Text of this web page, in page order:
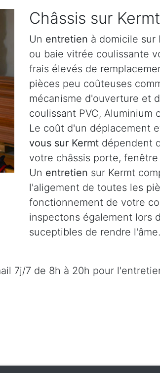
Châssis sur Kermt
Un entretien à domicile
ou baie vitrée coulissante
frais élevés de
pièces peu coûteuses
mécanisme d'ouverture et
coulissant PVC, Aluminium
Le coût d'un déplacement
vous sur Kermt dépendent
votre châssis porte,
Un entretien sur Kermt
l'aligement de toutes les
fonctionnement de votre
inspectons également lors
suceptibles de rendre l'âme.
7j/7 de 8h à 20h pour